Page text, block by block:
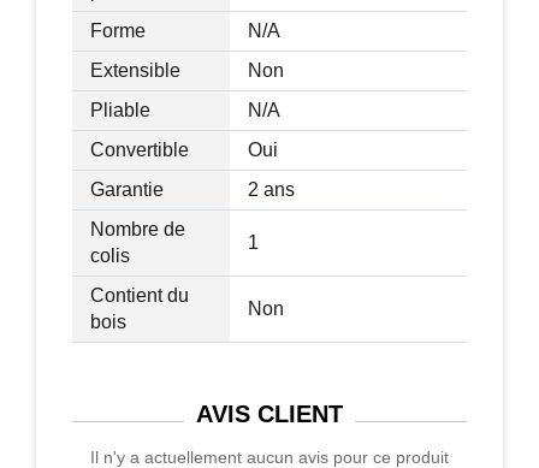
Forme
N/A
Extensible
Non
Pliable
N/A
Convertible
Oui
Garantie
2 ans
Nombre de
colis
1
Contient du
bois
Non
AVIS CLIENT
Il n'y a actuellement aucun avis pour ce produit